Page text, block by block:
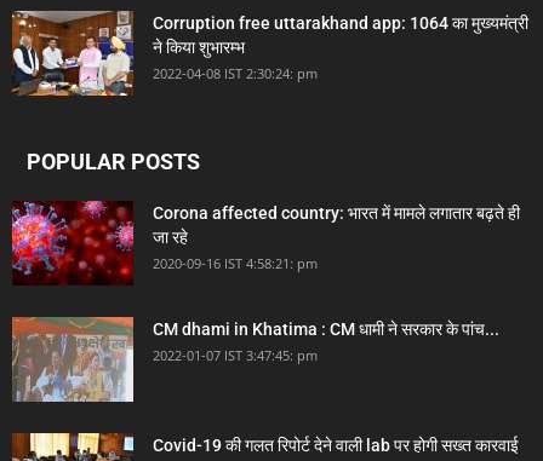
Corruption free uttarakhand app: 1064 का मुख्यमंत्री
ने किया शुभारम्भ
2022-04-08 IST 2:30:24: pm
POPULAR POSTS
Corona affected country: भारत में मामले लगातार बढ़ते ही
जा रहे
2020-09-16 IST 4:58:21: pm
CM dhami in Khatima : CM धामी ने सरकार के पांच...
2022-01-07 IST 3:47:45: pm
Covid-19 की गलत रिपोर्ट देने वाली lab पर होगी सख्त कारवाई